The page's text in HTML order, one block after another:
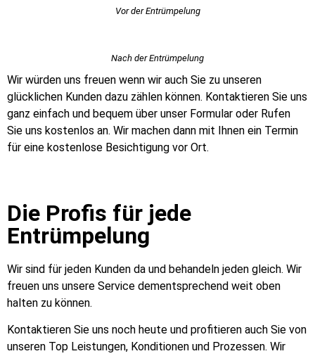
Vor der Entrümpelung
Nach der Entrümpelung
Wir würden uns freuen wenn wir auch Sie zu unseren
glücklichen Kunden dazu zählen können. Kontaktieren Sie uns
ganz einfach und bequem über unser Formular oder Rufen
Sie uns kostenlos an. Wir machen dann mit Ihnen ein Termin
für eine kostenlose Besichtigung vor Ort.
Die Profis für jede
Entrümpelung
Wir sind für jeden Kunden da und behandeln jeden gleich. Wir
freuen uns unsere Service dementsprechend weit oben
halten zu können.
Kontaktieren Sie uns noch heute und profitieren auch Sie von
unseren Top Leistungen, Konditionen und Prozessen. Wir